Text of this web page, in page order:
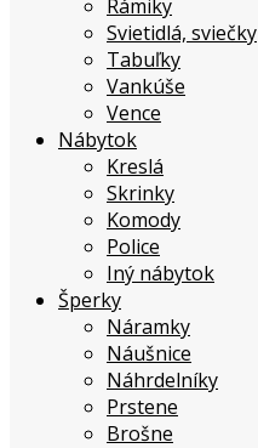
Rámiky
Svietidlá, sviečky
Tabuľky
Vankúše
Vence
Nábytok
Kreslá
Skrinky
Komody
Police
Iný nábytok
Šperky
Náramky
Náušnice
Náhrdelníky
Prstene
Brošne